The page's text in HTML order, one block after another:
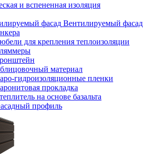
и вспененная изоляция
Вентилируемый фасад
для крепления теплоизоляции
материал
гидроизоляционные пленки
прокладка
на основе базальта
профиль